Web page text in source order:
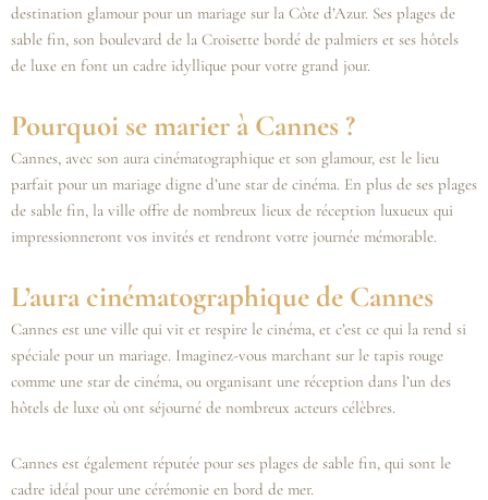
destination glamour pour un mariage sur la Côte d’Azur. Ses plages de
sable fin, son boulevard de la Croisette bordé de palmiers et ses hôtels
de luxe en font un cadre idyllique pour votre grand jour.
Pourquoi se marier à Cannes ?
Cannes, avec son aura cinématographique et son glamour, est le lieu
parfait pour un mariage digne d’une star de cinéma. En plus de ses plages
de sable fin, la ville offre de nombreux lieux de réception luxueux qui
impressionneront vos invités et rendront votre journée mémorable.
L’aura cinématographique de Cannes
Cannes est une ville qui vit et respire le cinéma, et c’est ce qui la rend si
spéciale pour un mariage. Imaginez-vous marchant sur le tapis rouge
comme une star de cinéma, ou organisant une réception dans l’un des
hôtels de luxe où ont séjourné de nombreux acteurs célèbres.
Cannes est également réputée pour ses plages de sable fin, qui sont le
cadre idéal pour une cérémonie en bord de mer.